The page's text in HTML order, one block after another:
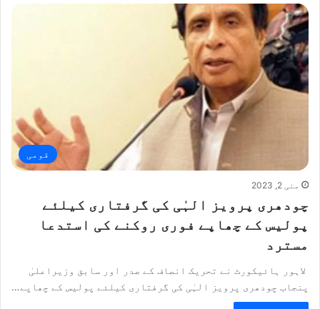
قومی
مئی 2, 2023
چودھری پرویز الہٰی کی گرفتاری کیلئے
پولیس کے چھاپے فوری روکنے کی استدعا
مسترد
لاہور ہائیکورٹ نے تحریک انصاف کے صدر اور سابق وزیراعلیٰ
پنجاب چودھری پرویز الہٰی کی گرفتاری کیلئے پولیس کے چھاپے…